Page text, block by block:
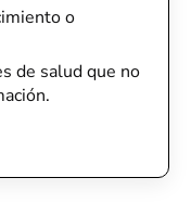
o
de salud que no